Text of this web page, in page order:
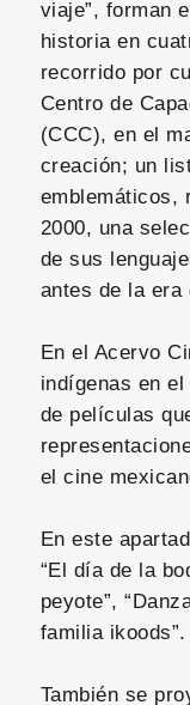
viaje”, forman
historia en
recorrido por
Centro de
(CCC), en el
creación; un
emblemáticos,
2000, una
de sus
antes de la era
En el Acervo
indígenas en
de películas
el cine
En este
“El día de la
peyote”,
familia ikoods”.
También se